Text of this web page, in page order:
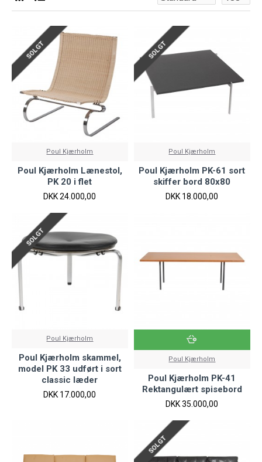
SOLGT
Poul Kjærholm
Poul Kjærholm Lænestol,
PK 20 i flet
DKK 24.000,00
SOLGT
Poul Kjærholm
Poul Kjærholm PK-61 sort
skiffer bord 80x80
DKK 18.000,00
SOLGT
Poul Kjærholm
Poul Kjærholm skammel,
model PK 33 udført i sort
classic læder
DKK 17.000,00
Poul Kjærholm
Poul Kjærholm PK-41
Rektangulært spisebord
DKK 35.000,00
SOLGT